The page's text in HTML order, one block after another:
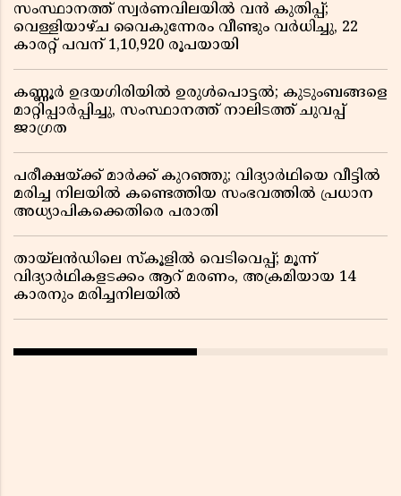
സംസ്ഥാനത്ത് സ്വർണവിലയിൽ വൻ കുതിപ്പ്;
വെള്ളിയാഴ്ച വൈകുന്നേരം വീണ്ടും വർധിച്ചു, 22
കാരറ്റ് പവന് 1,10,920 രൂപയായി
കണ്ണൂർ ഉദയഗിരിയിൽ ഉരുൾപൊട്ടൽ; കുടുംബങ്ങളെ
മാറ്റിപ്പാർപ്പിച്ചു, സംസ്ഥാനത്ത് നാലിടത്ത് ചുവപ്പ്
ജാഗ്രത
പരീക്ഷയ്ക്ക് മാർക്ക് കുറഞ്ഞു; വിദ്യാർഥിയെ വീട്ടിൽ
മരിച്ച നിലയിൽ കണ്ടെത്തിയ സംഭവത്തിൽ പ്രധാന
അധ്യാപികക്കെതിരെ പരാതി
തായ്‌ലൻഡിലെ സ്‌കൂളിൽ വെടിവെപ്പ്; മൂന്ന്
വിദ്യാർഥികളടക്കം ആറ് മരണം, അക്രമിയായ 14
കാരനും മരിച്ചനിലയിൽ